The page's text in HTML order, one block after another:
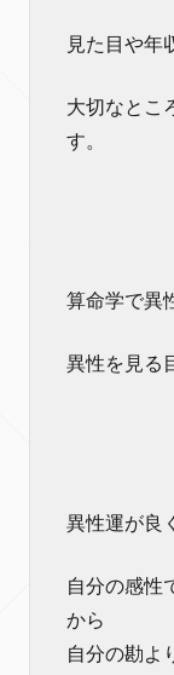
見た目や年
大切なとこ
す。
算命学で異
異性を見る
異性運が良
自分の感性
から
自分の勘よ